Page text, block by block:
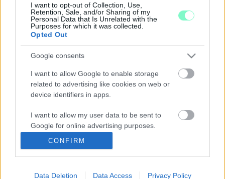
I want to opt-out of Collection, Use,
Retention, Sale, and/or Sharing of my
Personal Data that Is Unrelated with the
Purposes for which it was collected.
Opted Out
Google consents
I want to allow Google to enable storage
related to advertising like cookies on web or
device identifiers in apps.
I want to allow my user data to be sent to
Google for online advertising purposes.
personalized advertising.
I want to allow Google to enable storage
CONFIRM
Data Deletion Data Access Privacy Policy
Hat nagyszínpadi bemutatóval indul az évad. A részletek, illetve
az Oroszország ukrajnai háborúja miatti változás a cikkben.
BAKOS-KISS GÁBOR AZ UGYTUDJUKNAK: MI
NEM AZZAL FOGLALKOZUNK, MILYEN POLITIKAI
ÖSSZETÉTELŰ AZ ÖNKORMÁNYZAT
A Győri Nemzeti Színház igazgatója szerint a színháznak nem
aktuálpolitizálnia kell, hanem aktuálisnak kell lennie. Interjú!
APOR VILMOS HALÁLTUSÁJÁN KERESZTÜL
MUTATJA BE A GYŐRI PÜSPÖK ÉLETÉT EGY
RENDHAGYÓ SZÍNMŰ
2022. május. 04. 14:10
A Dér András rendezte alkotás káptalandombi olvasópróbáján
jártunk.
SZERELMEM, MIRANDOLINA